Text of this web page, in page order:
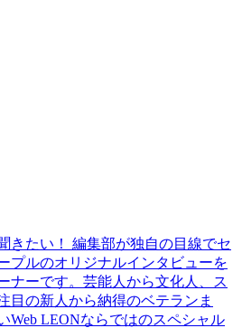
きたい！ 編集部が独自の目線でセ
プルのオリジナルインタビューを
ナーです。芸能人から文化人、ス
目の新人から納得のベテランま
Web LEONならではのスペシャル